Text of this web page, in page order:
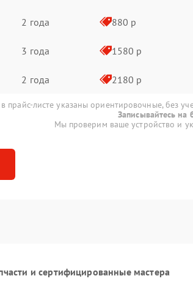
2 года 880 р
3 года 1580 р
2 года 2180 р
прайс-листе указаны ориентировочные, без
Записывайтесь на
Мы проверим ваше устройство и
и сертифицированные мастера